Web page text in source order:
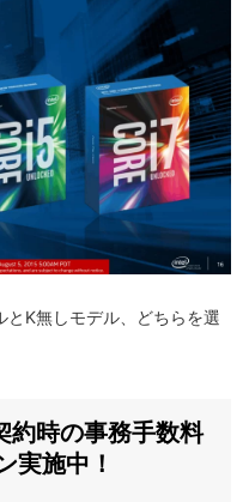
K無しモデル、どちらを選
時の事務手数料
実施中！